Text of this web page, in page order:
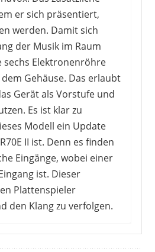
er sich präsentiert,
werden. Damit sich
der Musik im Raum
sechs Elektronenröhre
Gehäuse. Das erlaubt
Gerät als Vorstufe und
Es ist klar zu
Modell ein Update
II ist. Denn es finden
Eingänge, wobei einer
ist. Dieser
Plattenspieler
den Klang zu verfolgen.